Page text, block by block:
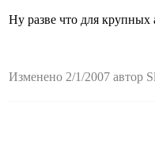
Ну разве что для крупных
Изменено 2/1/2007 автор